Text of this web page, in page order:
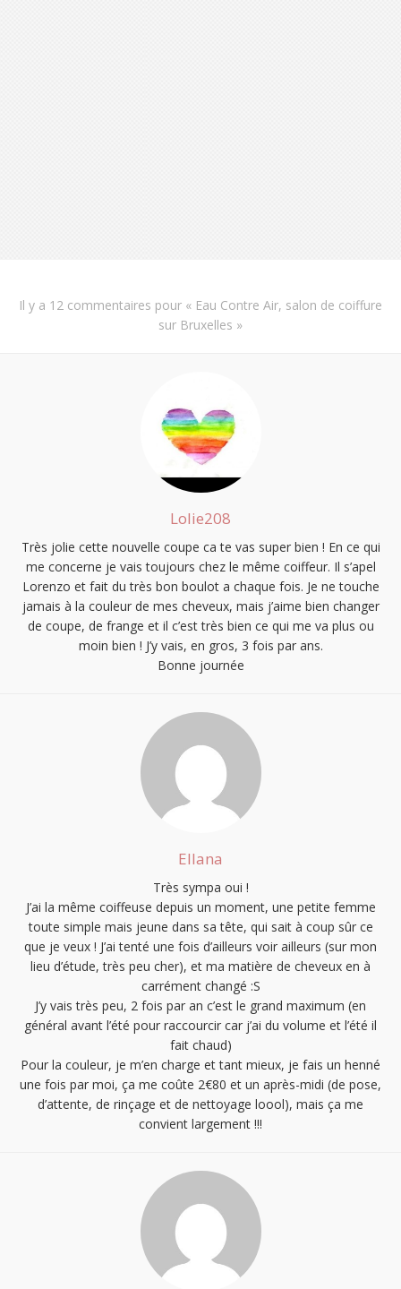
Il y a 12 commentaires pour « Eau Contre Air, salon de coiffure
sur Bruxelles »
Lolie208
Très jolie cette nouvelle coupe ca te vas super bien ! En ce qui
me concerne je vais toujours chez le même coiffeur. Il s’apel
Lorenzo et fait du très bon boulot a chaque fois. Je ne touche
jamais à la couleur de mes cheveux, mais j’aime bien changer
de coupe, de frange et il c’est très bien ce qui me va plus ou
moin bien ! J’y vais, en gros, 3 fois par ans.
Bonne journée
Ellana
Très sympa oui !
J’ai la même coiffeuse depuis un moment, une petite femme
toute simple mais jeune dans sa tête, qui sait à coup sûr ce
que je veux ! J’ai tenté une fois d’ailleurs voir ailleurs (sur mon
lieu d’étude, très peu cher), et ma matière de cheveux en à
carrément changé :S
J’y vais très peu, 2 fois par an c’est le grand maximum (en
général avant l’été pour raccourcir car j’ai du volume et l’été il
fait chaud)
Pour la couleur, je m’en charge et tant mieux, je fais un henné
une fois par moi, ça me coûte 2€80 et un après-midi (de pose,
d’attente, de rinçage et de nettoyage loool), mais ça me
convient largement !!!